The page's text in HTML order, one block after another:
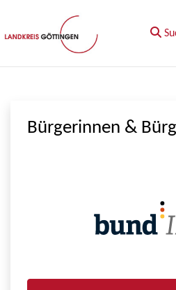
Zum Hauptinhalt springen
Bürgerinnen &